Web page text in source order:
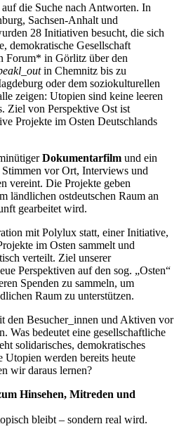
die Suche nach Antworten. In
Sachsen-Anhalt und
28 Initiativen besucht, die sich
demokratische Gesellschaft
Forum* in Görlitz über den
in Chemnitz bis zu
oder dem soziokulturellen
zeigen: Utopien sind keine leeren
Ziel von Perspektive Ost ist
Projekte im Osten Deutschlands
Dokumentarfilm und ein
Stimmen vor Ort, Interviews und
vereint. Die Projekte geben
ländlichen ostdeutschen Raum an
gearbeitet wird.
mit Polylux statt, einer Initiative,
im Osten sammelt und
verteilt. Ziel unserer
Perspektiven auf den sog. „Osten“
Spenden zu sammeln, um
Raum zu unterstützen.
den Besucher_innen und Aktiven vor
Was bedeutet eine gesellschaftliche
solidarisches, demokratisches
Utopien werden bereits heute
wir daraus lernen?
Hinsehen, Mitreden und
bleibt – sondern real wird.